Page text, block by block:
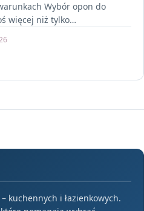
Wybór opon do
więcej niż tylko…
kuchennych i łazienkowych.